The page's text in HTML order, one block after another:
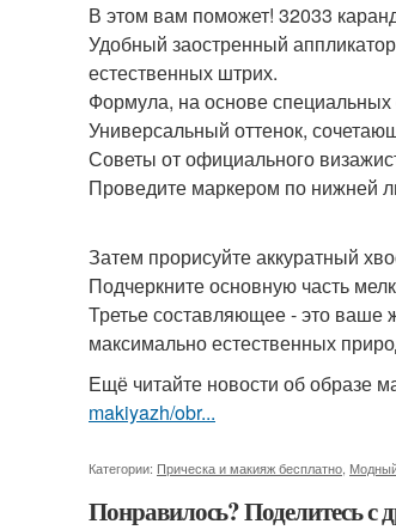
В этом вам поможет! 32033
Удобный заостренный
естественных штрих.
Формула, на основе специальных
Универсальный оттенок,
Советы от официального
Проведите маркером по нижней
Затем прорисуйте аккуратный
Подчеркните основную часть
Третье составляющее - это ваше
максимально естественных
Ещё читайте новости об образе
makiyazh/obr...
Категории: Прическа и макияж бесплатно
Понравилось? Поделитесь с